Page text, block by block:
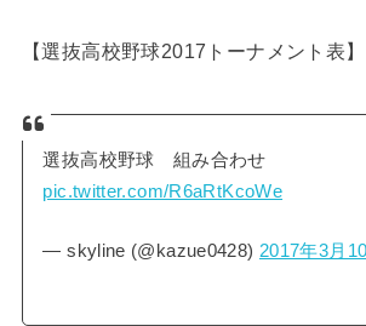
【選抜高校野球2017トーナメント表】
選抜高校野球 組み合わせ
pic.twitter.com/R6aRtKcoWe
— skyline (@kazue0428) 2017年3月